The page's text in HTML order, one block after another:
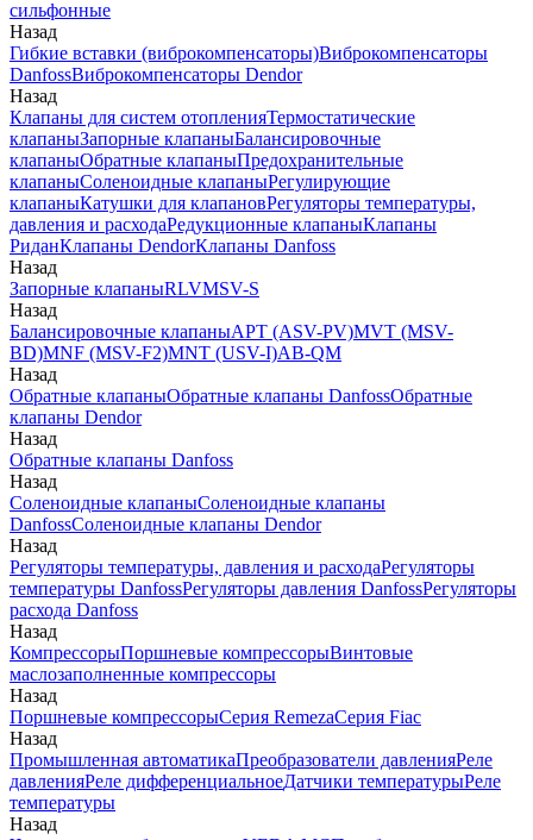
сильфонные
Назад
Гибкие вставки (виброкомпенсаторы)Виброкомпенсаторы
DanfossВиброкомпенсаторы Dendor
Назад
Клапаны для систем отопленияТермостатические
клапаныЗапорные клапаныБалансировочные
клапаныОбратные клапаныПредохранительные
клапаныСоленоидные клапаныРегулирующие
клапаныКатушки для клапановРегуляторы температуры,
давления и расходаРедукционные клапаныКлапаны
РиданКлапаны DendorКлапаны Danfoss
Назад
Запорные клапаныRLVMSV-S
Назад
Балансировочные клапаныAPT (ASV-PV)MVT (MSV-
BD)MNF (MSV-F2)MNT (USV-I)AB-QM
Назад
Обратные клапаныОбратные клапаны DanfossОбратные
клапаны Dendor
Назад
Обратные клапаны Danfoss
Назад
Соленоидные клапаныСоленоидные клапаны
DanfossСоленоидные клапаны Dendor
Назад
Регуляторы температуры, давления и расходаРегуляторы
температуры DanfossРегуляторы давления DanfossРегуляторы
расхода Danfoss
Назад
КомпрессорыПоршневые компрессорыВинтовые
маслозаполненные компрессоры
Назад
Поршневые компрессорыСерия RemezaСерия Fiac
Назад
Промышленная автоматикаПреобразователи давленияРеле
давленияРеле дифференциальноеДатчики температурыРеле
температуры
Назад